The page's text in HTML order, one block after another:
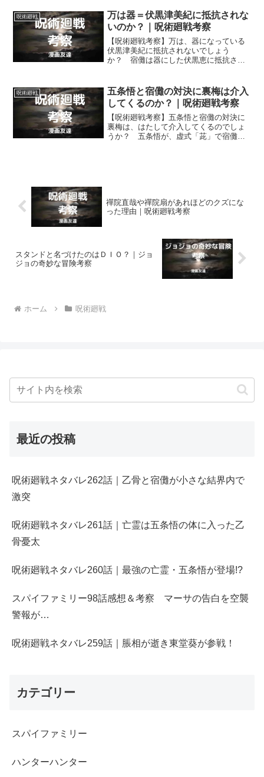
呪術廻戦
万は器＝伏黒津美紀に抵抗されな
いのか？｜呪術廻戦考察
【呪術廻戦考察】万は、器になっている
伏黒津美紀に抵抗されないでしょう
か？ 宿儺は器にした伏黒恵に抵抗され
になるでしょうか？
呪術廻戦
五条悟と宿儺の対決に裏梅は介入
してくるのか？｜呪術廻戦考察
【呪術廻戦考察】五条悟と宿儺の対決に
裏梅は、はたして介入してくるのでしょ
うか？ 五条悟が、虚式「茈」で宿儺に
禪院直哉や禪院扇があれほどのクズにな
った理由｜呪術廻戦考察
スタンドと名づけたのはＤＩＯ？｜ジョ
ジョの奇妙な冒険考察
ホーム 呪術廻戦
最近の投稿
呪術廻戦ネタバレ262話｜乙骨と宿儺が小さな結界内で
激突
呪術廻戦ネタバレ261話｜亡霊は五条悟の体に入った乙
骨憂太
呪術廻戦ネタバレ260話｜最強の亡霊・五条悟が登場!?
スパイファミリー98話感想＆考察 マーサの告白を空襲
警報が…
呪術廻戦ネタバレ259話｜脹相が逝き東堂葵が参戦！
カテゴリー
スパイファミリー
ハンターハンター